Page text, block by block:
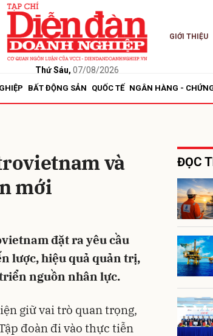
Thứ Sáu, 07/08/2026
GIỚI THIỆU
BẤT ĐỘNG SẢN QUỐC TẾ NGÂN HÀNG -
và
mới
đặt ra yêu cầu
lược, hiệu quả quản trị,
nguồn nhân lực.
giữ vai trò quan trọng,
đoàn đi vào thực tiễn
ĐỌC